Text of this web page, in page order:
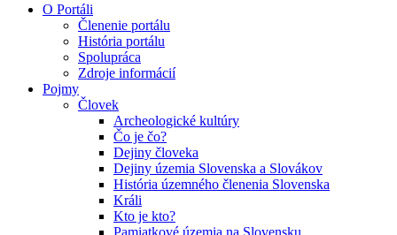
O Portáli
Členenie portálu
História portálu
Spolupráca
Zdroje informácií
Pojmy
Človek
Archeologické kultúry
Čo je čo?
Dejiny človeka
Dejiny územia Slovenska a Slovákov
História územného členenia Slovenska
Králi
Kto je kto?
Pamiatkové územia na Slovensku